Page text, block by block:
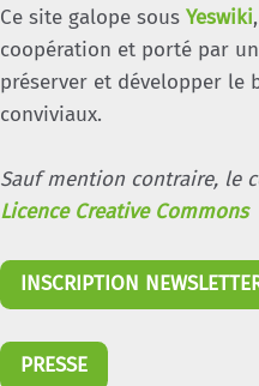
Ce site galope sous Yeswiki
coopération et porté par
préserver et développer le
conviviaux.
Sauf mention contraire, le
Licence Creative Commons
INSCRIPTION
PRESSE